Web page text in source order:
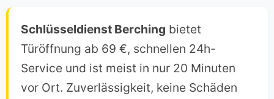
Schlüsseldienst Berching bietet
Türöffnung ab 69 €, schnellen 24h-
Service und ist meist in nur 20 Minuten
vor Ort. Zuverlässigkeit, keine Schäden